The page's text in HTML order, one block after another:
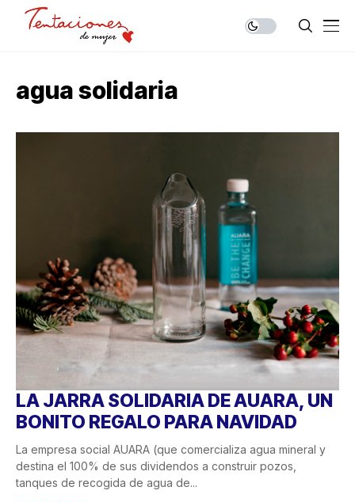
agua solidaria
LA JARRA SOLIDARIA DE AUARA, UN
BONITO REGALO PARA NAVIDAD
La empresa social AUARA (que comercializa agua mineral y
destina el 100% de sus dividendos a construir pozos,
tanques de recogida de agua de...